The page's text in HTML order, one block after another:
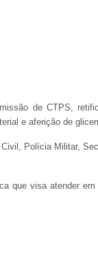
de CTPS,
e aferição de
Polícia Militar,
que visa atender